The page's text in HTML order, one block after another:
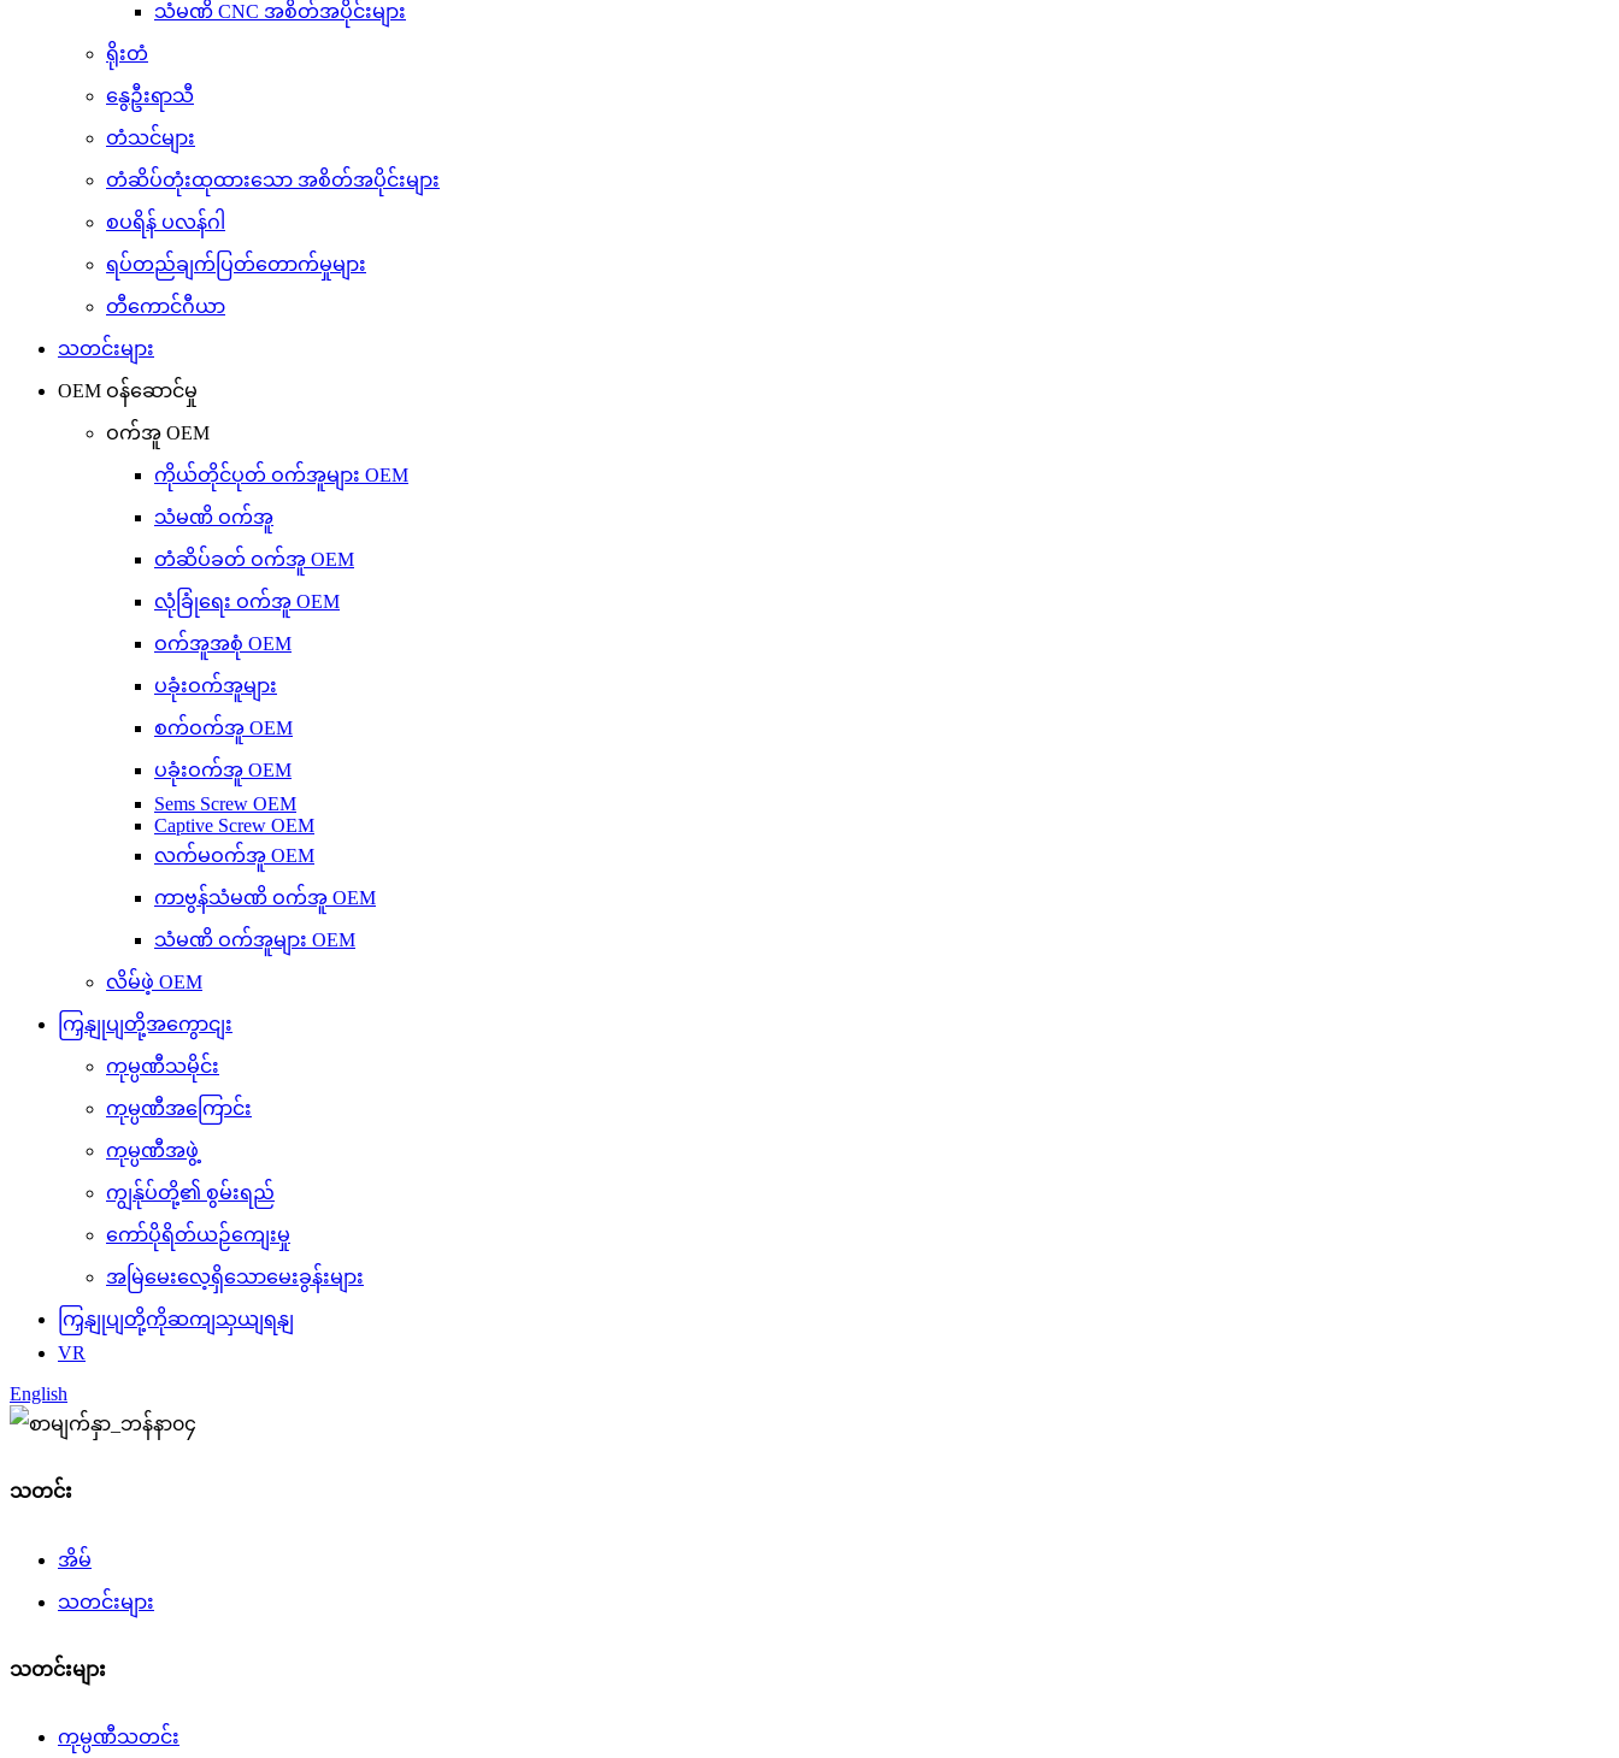
သံမဏိ CNC အစိတ်အပိုင်းများ
ရိုးတံ
နွေဦးရာသီ
တံသင်များ
တံဆိပ်တုံးထုထားသော အစိတ်အပိုင်းများ
စပရိန် ပလန်ဂါ
ရပ်တည်ချက်ပြတ်တောက်မှုများ
တီကောင်ဂီယာ
သတင်းများ
OEM ဝန်ဆောင်မှု
ဝက်အူ OEM
ကိုယ်တိုင်ပုတ် ဝက်အူများ OEM
သံမဏိ ဝက်အူ
တံဆိပ်ခတ် ဝက်အူ OEM
လုံခြုံရေး ဝက်အူ OEM
ဝက်အူအစုံ OEM
ပခုံးဝက်အူများ
စက်ဝက်အူ OEM
ပခုံးဝက်အူ OEM
Sems Screw OEM
Captive Screw OEM
လက်မဝက်အူ OEM
ကာဗွန်သံမဏိ ဝက်အူ OEM
သံမဏိ ဝက်အူများ OEM
လိမ်ဖဲ့ OEM
ကြှနျုပျတို့အကွောငျး
ကုမ္ပဏီသမိုင်း
ကုမ္ပဏီအကြောင်း
ကုမ္ပဏီအဖွဲ့
ကျွန်ုပ်တို့၏ စွမ်းရည်
ကော်ပိုရိတ်ယဉ်ကျေးမှု
အမြဲမေးလေ့ရှိသောမေးခွန်းများ
ကြှနျုပျတို့ကိုဆကျသှယျရနျ
VR
English
သတင်း
အိမ်
သတင်းများ
သတင်းများ
ကုမ္ပဏီသတင်း